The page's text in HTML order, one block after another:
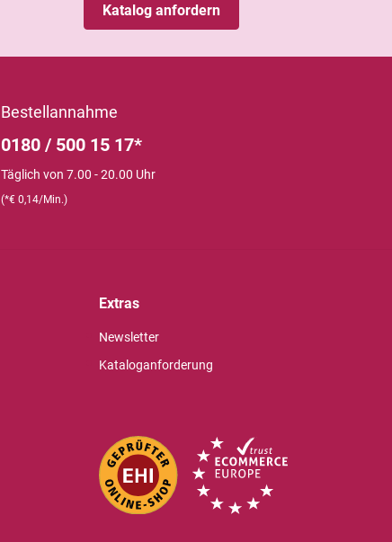
Katalog anfordern
Bestellannahme
0180 / 500 15 17*
Täglich von 7.00 - 20.00 Uhr
(*€ 0,14/Min.)
Extras
Newsletter
Kataloganforderung